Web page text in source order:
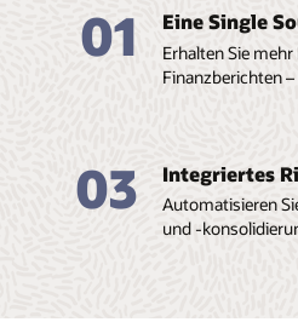
01 Eine Single
Erhalten Sie
Finanzberichten
03 Integriertes
Automatisieren
und -